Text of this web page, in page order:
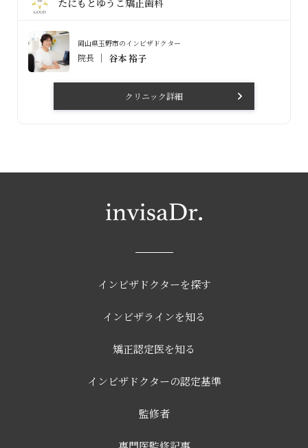
たにもとゆうこ矯正歯科
岡山県玉野市のインビザドクター
院長 谷本 裕子
クリニック詳細
インビザドクターを探す
インビザラインを知る
矯正認定医を知る
インビザドクターの認定基準
監修者